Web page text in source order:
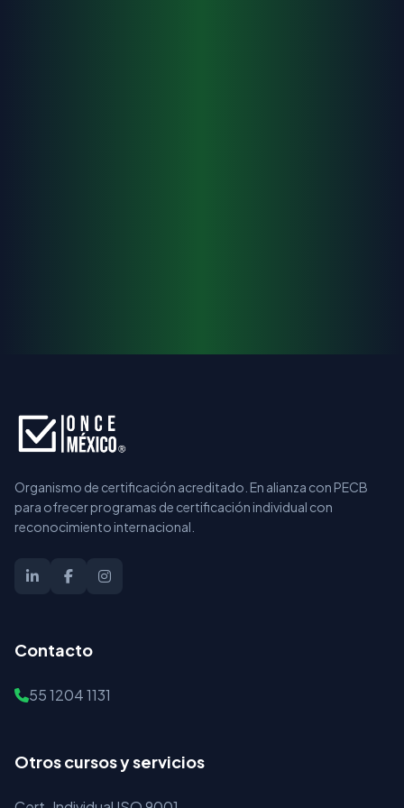
Organismo de certificación acreditado. En alianza con PECB
para ofrecer programas de certificación individual con
reconocimiento internacional.
Contacto
55 1204 1131
Otros cursos y servicios